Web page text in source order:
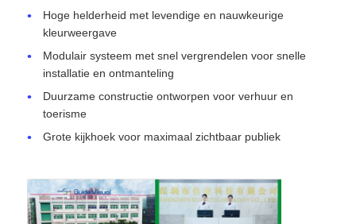
Hoge helderheid met levendige en nauwkeurige
kleurweergave
Modulair systeem met snel vergrendelen voor snelle
installatie en ontmanteling
Duurzame constructie ontworpen voor verhuur en
toerisme
Grote kijkhoek voor maximaal zichtbaar publiek